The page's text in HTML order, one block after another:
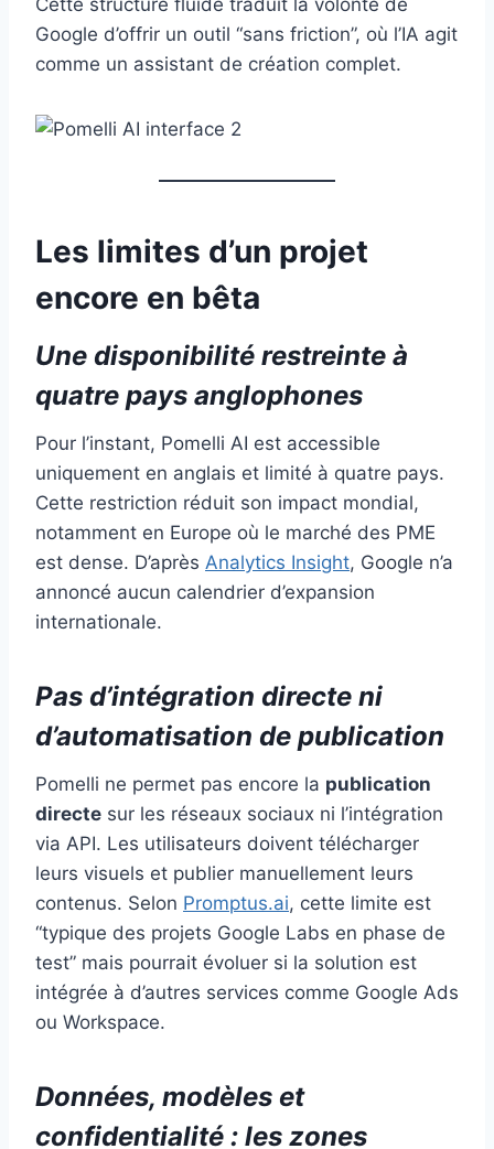
Cette structure fluide traduit la volonté de
Google d’offrir un outil “sans friction”, où l’IA agit
comme un assistant de création complet.
Les limites d’un projet
encore en bêta
Une disponibilité restreinte à
quatre pays anglophones
Pour l’instant, Pomelli AI est accessible
uniquement en anglais et limité à quatre pays.
Cette restriction réduit son impact mondial,
notamment en Europe où le marché des PME
est dense. D’après Analytics Insight, Google n’a
annoncé aucun calendrier d’expansion
internationale.
Pas d’intégration directe ni
d’automatisation de publication
Pomelli ne permet pas encore la publication
directe sur les réseaux sociaux ni l’intégration
via API. Les utilisateurs doivent télécharger
leurs visuels et publier manuellement leurs
contenus. Selon Promptus.ai, cette limite est
“typique des projets Google Labs en phase de
test” mais pourrait évoluer si la solution est
intégrée à d’autres services comme Google Ads
ou Workspace.
Données, modèles et
confidentialité : les zones